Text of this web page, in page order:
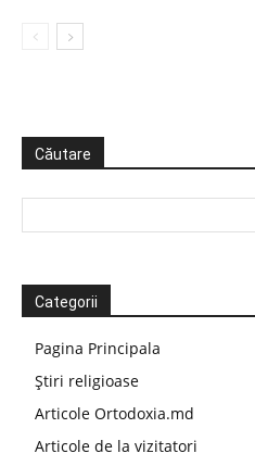
Căutare
Categorii
Pagina Principala
Știri religioase
Articole Ortodoxia.md
Articole de la vizitatori